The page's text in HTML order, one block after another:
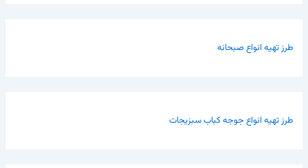
طرز تهیه انواع صبحانه
طرز تهیه انواع جوجه کباب سبزیجات